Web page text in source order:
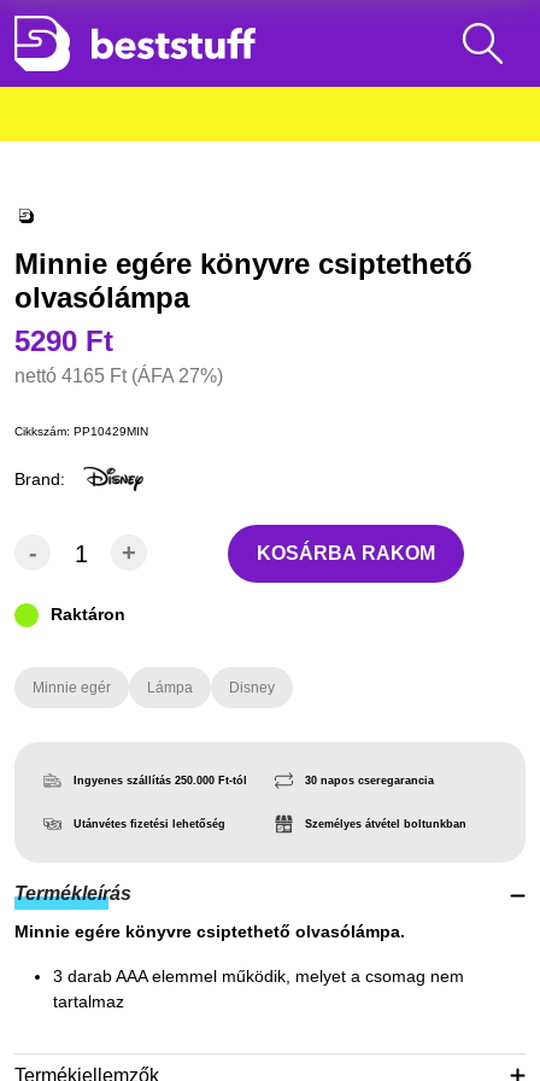
Minnie egére könyvre csiptethető
olvasólámpa
5290 Ft
nettó 4165 Ft (ÁFA 27%)
Cikkszám: PP10429MIN
Brand:
- + KOSÁRBA RAKOM
Raktáron
Minnie egér Lámpa Disney
Ingyenes szállítás 250.000 Ft-tól
Utánvétes fizetési lehetőség
30 napos cseregarancia
Személyes átvétel boltunkban
Termékleírás
Minnie egére könyvre csiptethető olvasólámpa.
3 darab AAA elemmel működik, melyet a csomag nem
tartalmaz
Termékjellemzők